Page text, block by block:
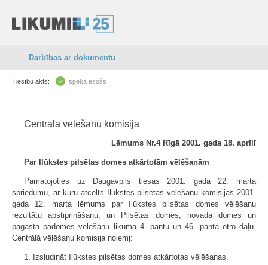
Darbības ar dokumentu
Tiesību akts: spēkā esošs
Centrālā vēlēšanu komisija
Lēmums Nr.4 Rīgā 2001. gada 18. aprīlī
Par Ilūkstes pilsētas domes atkārtotām vēlēšanām
Pamatojoties uz Daugavpils tiesas 2001. gada 22. marta
spriedumu, ar kuru atcelts Ilūkstes pilsētas vēlēšanu komisijas 2001.
gada 12. marta lēmums par Ilūkstes pilsētas domes vēlēšanu
rezultātu apstiprināšanu, un Pilsētas domes, novada domes un
pagasta padomes vēlēšanu likuma 4. pantu un 46. panta otro daļu,
Centrālā vēlēšanu komisija nolemj:
1. Izsludināt Ilūkstes pilsētas domes atkārtotas vēlēšanas.